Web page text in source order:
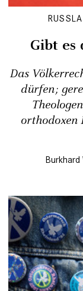
Gibt es
Das
dürfen;
orthodoxen
Burkhard